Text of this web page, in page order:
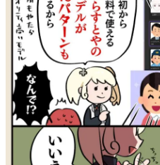
の起源や用法の変遷
イニーP氏が徹底調査
カテゴリ
特集記事
マンガ
女性向け